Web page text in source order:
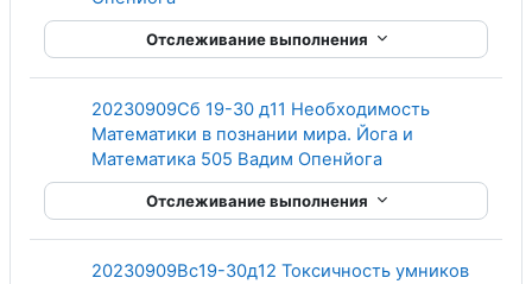
Отслеживание выполнения
20230909Сб 19-30 д11 Необходимость
Математики в познании мира. Йога и
Математика 505 Вадим ОпенйогаГиперссылка
Отслеживание выполнения
20230909Вс19-30д12 Токсичность умников